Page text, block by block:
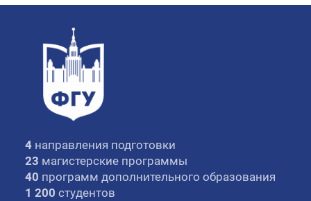
4 направления подготовки
23 магистерские программы
40 программ дополнительного образования
1 200 студентов